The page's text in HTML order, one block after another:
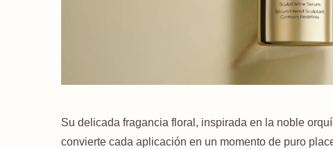
Su delicada fragancia floral, inspirada en la noble
convierte cada aplicación en un momento de puro